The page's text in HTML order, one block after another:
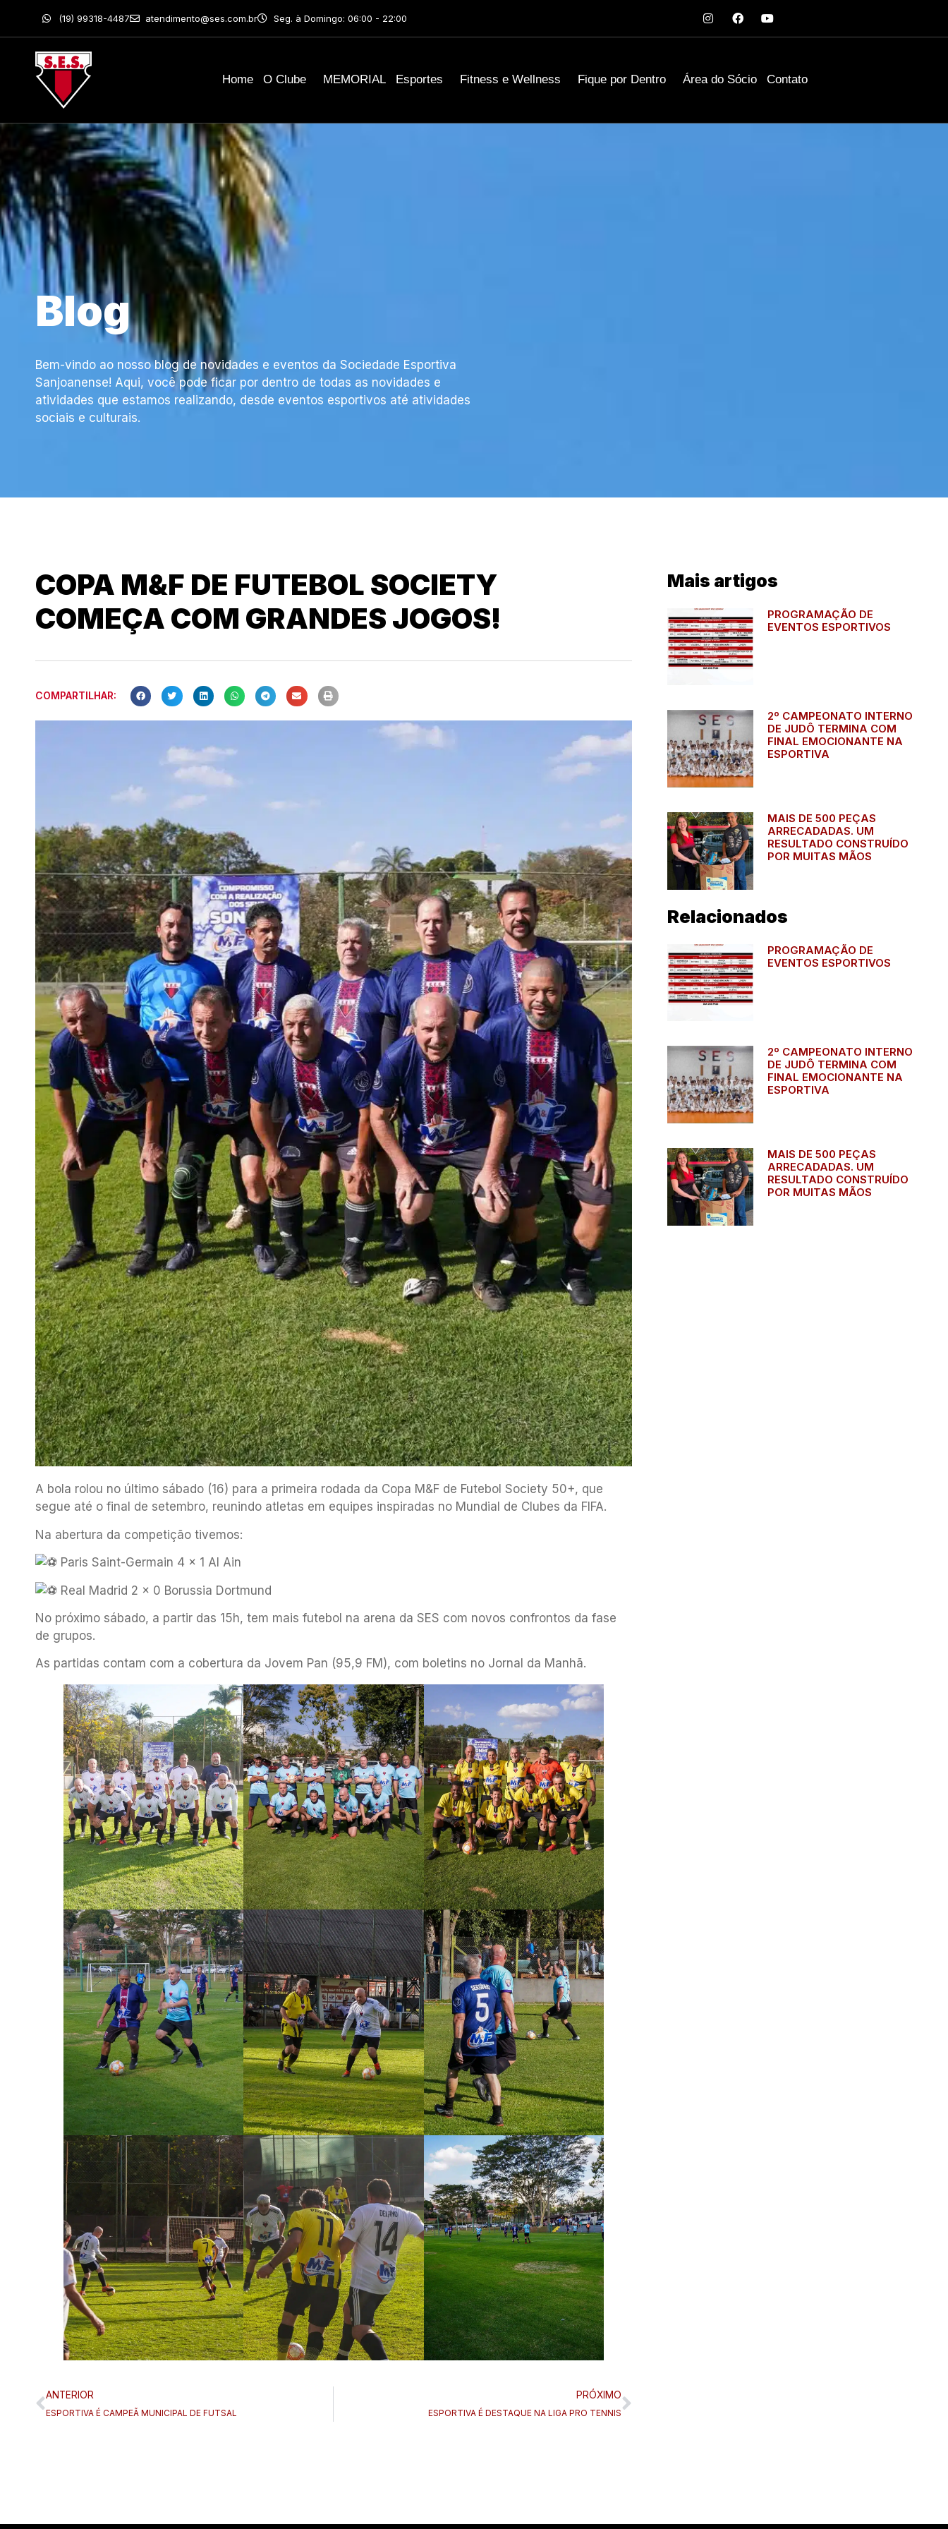
(19) 99318-4487 atendimento@ses.com.br Seg. à Domingo: 06:00 - 22:00
Home O Clube MEMORIAL Esportes Fitness e Wellness Fique por Dentro Área do Sócio Contato
Blog
Bem-vindo ao nosso blog de novidades e eventos da Sociedade Esportiva
Sanjoanense! Aqui, você pode ficar por dentro de todas as novidades e
atividades que estamos realizando, desde eventos esportivos até atividades
sociais e culturais.
COPA M&F DE FUTEBOL SOCIETY
COMEÇA COM GRANDES JOGOS!
COMPARTILHAR:
A bola rolou no último sábado (16) para a primeira rodada da Copa M&F de Futebol Society 50+, que
segue até o final de setembro, reunindo atletas em equipes inspiradas no Mundial de Clubes da FIFA.
Na abertura da competição tivemos:
Paris Saint-Germain 4 x 1 Al Ain
Real Madrid 2 x 0 Borussia Dortmund
No próximo sábado, a partir das 15h, tem mais futebol na arena da SES com novos confrontos da fase
de grupos.
As partidas contam com a cobertura da Jovem Pan (95,9 FM), com boletins no Jornal da Manhã.
ANTERIOR
ESPORTIVA É CAMPEÃ MUNICIPAL DE FUTSAL
PRÓXIMO
ESPORTIVA É DESTAQUE NA LIGA PRO TENNIS
Mais artigos
PROGRAMAÇÃO DE
EVENTOS ESPORTIVOS
2º CAMPEONATO INTERNO
DE JUDÔ TERMINA COM
FINAL EMOCIONANTE NA
ESPORTIVA
MAIS DE 500 PEÇAS
ARRECADADAS. UM
RESULTADO CONSTRUÍDO
POR MUITAS MÃOS
Relacionados
PROGRAMAÇÃO DE
EVENTOS ESPORTIVOS
2º CAMPEONATO INTERNO
DE JUDÔ TERMINA COM
FINAL EMOCIONANTE NA
ESPORTIVA
MAIS DE 500 PEÇAS
ARRECADADAS. UM
RESULTADO CONSTRUÍDO
POR MUITAS MÃOS